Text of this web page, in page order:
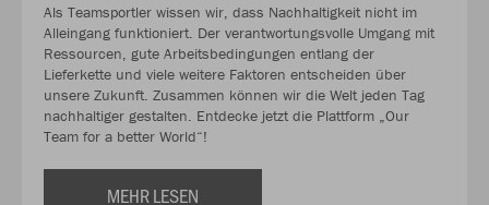
Als Teamsportler wissen wir, dass Nachhaltigkeit nicht im
Alleingang funktioniert. Der verantwortungsvolle Umgang mit
Ressourcen, gute Arbeitsbedingungen entlang der
Lieferkette und viele weitere Faktoren entscheiden über
unsere Zukunft. Zusammen können wir die Welt jeden Tag
nachhaltiger gestalten. Entdecke jetzt die Plattform „Our
Team for a better World“!
MEHR LESEN